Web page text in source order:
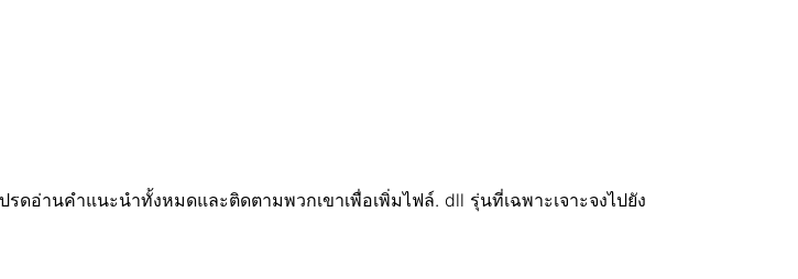
อ่านคำแนะนำทั้งหมดและติดตามพวกเขาเพื่อเพิ่มไฟล์. dll รุ่นที่เฉพาะเจาะจงไปยัง